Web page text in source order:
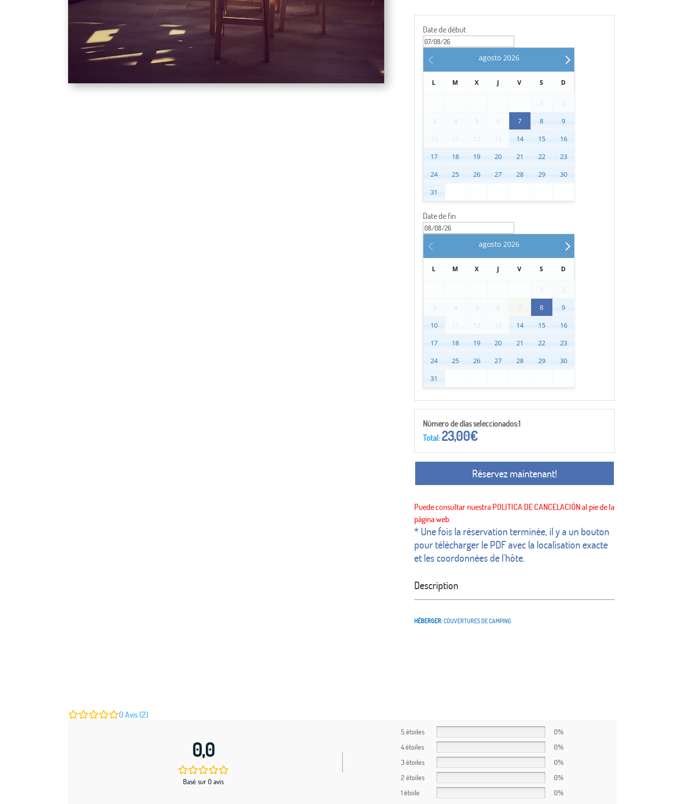
Date de début
agosto 2026
L M X J V S D
1
2
3
4 5 6 7 8
9
10
11 12 13 14 15
16
17
18 19 20 21 22
23
24
25 26 27 28 29
30
31
Date de fin
agosto 2026
L M X J V S D
1
2
3
4 5 6 7 8
9
10
11 12 13 14 15
16
17
18 19 20 21 22
23
24
25 26 27 28 29
30
31
Número de días seleccionados:1
Total:23,00€
Réservez maintenant!
* Une fois la réservation terminée, il y a un bouton
pour télécharger le PDF avec la localisation exacte
et les coordonnées de l'hôte.
Description
HÉBERGER:COUVERTURES DE CAMPING
0 Avis (2)
0,0
Basé sur 0 avis
5 étoiles
0%
4 étoiles
0%
3 étoiles
0%
2 étoiles
0%
1 étoile
0%